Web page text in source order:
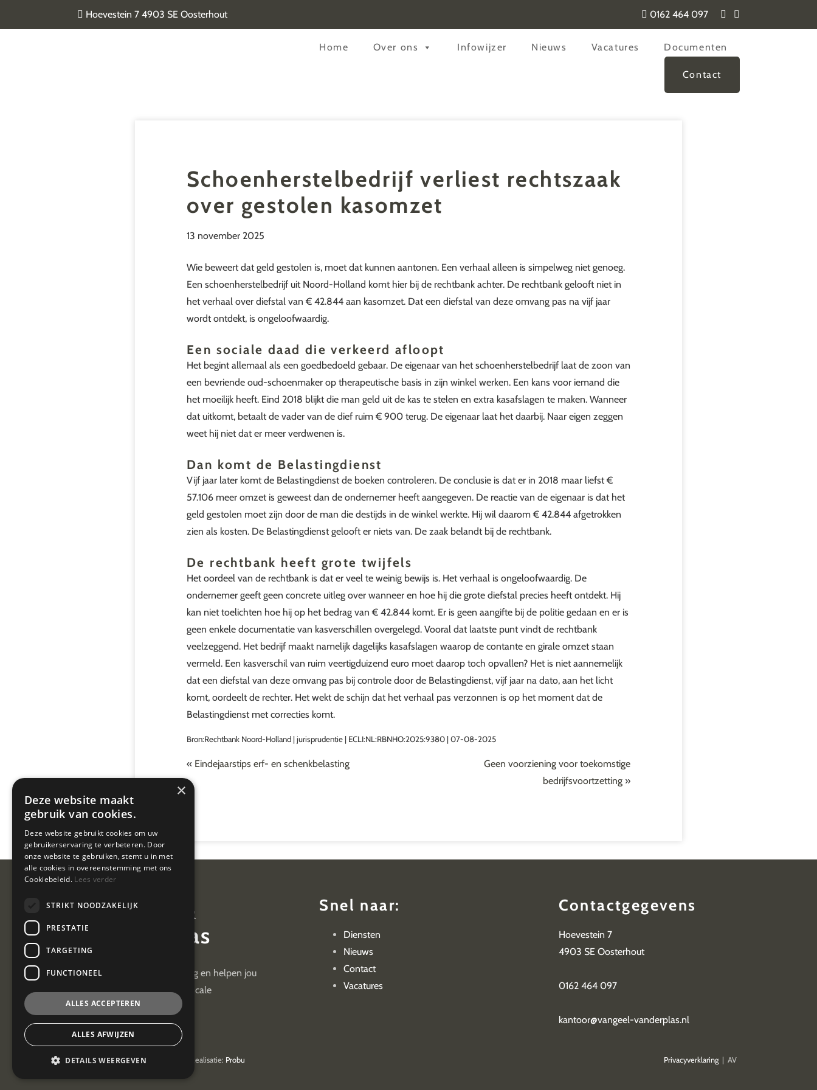
Hoevestein 7 4903 SE Oosterhout 0162 464 097
Header
Home Over ons Infowijzer Nieuws Vacatures Documenten
Contact
Schoenherstelbedrijf verliest rechtszaak
over gestolen kasomzet
13 november 2025
Wie beweert dat geld gestolen is, moet dat kunnen aantonen. Een verhaal alleen is simpelweg niet genoeg.
Een schoenherstelbedrijf uit Noord-Holland komt hier bij de rechtbank achter. De rechtbank gelooft niet in
het verhaal over diefstal van € 42.844 aan kasomzet. Dat een diefstal van deze omvang pas na vijf jaar
wordt ontdekt, is ongeloofwaardig.
Een sociale daad die verkeerd afloopt
Het begint allemaal als een goedbedoeld gebaar. De eigenaar van het schoenherstelbedrijf laat de zoon van
een bevriende oud-schoenmaker op therapeutische basis in zijn winkel werken. Een kans voor iemand die
het moeilijk heeft. Eind 2018 blijkt die man geld uit de kas te stelen en extra kasafslagen te maken. Wanneer
dat uitkomt, betaalt de vader van de dief ruim € 900 terug. De eigenaar laat het daarbij. Naar eigen zeggen
weet hij niet dat er meer verdwenen is.
Dan komt de Belastingdienst
Vijf jaar later komt de Belastingdienst de boeken controleren. De conclusie is dat er in 2018 maar liefst €
57.106 meer omzet is geweest dan de ondernemer heeft aangegeven. De reactie van de eigenaar is dat het
geld gestolen moet zijn door de man die destijds in de winkel werkte. Hij wil daarom € 42.844 afgetrokken
zien als kosten. De Belastingdienst gelooft er niets van. De zaak belandt bij de rechtbank.
De rechtbank heeft grote twijfels
Het oordeel van de rechtbank is dat er veel te weinig bewijs is. Het verhaal is ongeloofwaardig. De
ondernemer geeft geen concrete uitleg over wanneer en hoe hij die grote diefstal precies heeft ontdekt. Hij
kan niet toelichten hoe hij op het bedrag van € 42.844 komt. Er is geen aangifte bij de politie gedaan en er is
geen enkele documentatie van kasverschillen overgelegd. Vooral dat laatste punt vindt de rechtbank
veelzeggend. Het bedrijf maakt namelijk dagelijks kasafslagen waarop de contante en girale omzet staan
vermeld. Een kasverschil van ruim veertigduizend euro moet daarop toch opvallen? Het is niet aannemelijk
dat een diefstal van deze omvang pas bij controle door de Belastingdienst, vijf jaar na dato, aan het licht
komt, oordeelt de rechter. Het wekt de schijn dat het verhaal pas verzonnen is op het moment dat de
Belastingdienst met correcties komt.
Bron:Rechtbank Noord-Holland | jurisprudentie | ECLI:NL:RBNHO:2025:9380 | 07-08-2025
« Eindejaarstips erf- en schenkbelasting
Geen voorziening voor toekomstige
bedrijfsvoortzetting »
Van Geel &
van der Plas
Wij hebben +30 jaar ervaring en helpen jou
met je administratieve en fiscale
uitdagingen
Snel naar:
Diensten
Nieuws
Contact
Vacatures
Contactgegevens
Hoevestein 7
4903 SE Oosterhout
0162 464 097
kantoor@vangeel-vanderplas.nl
© 2026Van Geel & van der Plas | Realisatie: Probu Privacyverklaring | AV
×
Deze website maakt
gebruik van cookies.
Deze website gebruikt cookies om uw
gebruikerservaring te verbeteren. Door
onze website te gebruiken, stemt u in met
alle cookies in overeenstemming met ons
Cookiebeleid. Lees verder
STRIKT NOODZAKELIJK
PRESTATIE
TARGETING
FUNCTIONEEL
ALLES ACCEPTEREN
ALLES AFWIJZEN
DETAILS WEERGEVEN